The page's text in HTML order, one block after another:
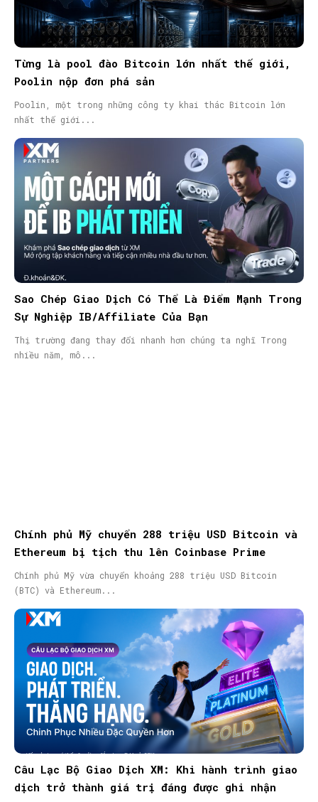
Từng là pool đào Bitcoin lớn nhất thế giới,
Poolin nộp đơn phá sản
Poolin, một trong những công ty khai thác Bitcoin lớn
nhất thế giới...
Sao Chép Giao Dịch Có Thể Là Điểm Mạnh Trong
Sự Nghiệp IB/Affiliate Của Bạn
Thị trường đang thay đổi nhanh hơn chúng ta nghĩ Trong
nhiều năm, mô...
Chính phủ Mỹ chuyển 288 triệu USD Bitcoin và
Ethereum bị tịch thu lên Coinbase Prime
Chính phủ Mỹ vừa chuyển khoảng 288 triệu USD Bitcoin
(BTC) và Ethereum...
Câu Lạc Bộ Giao Dịch XM: Khi hành trình giao
dịch trở thành giá trị đáng được ghi nhận